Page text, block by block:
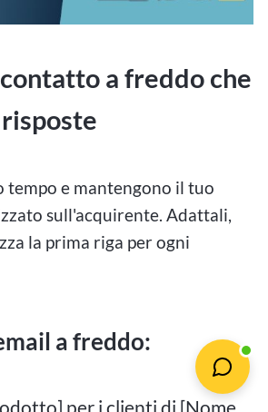
a freddo che
tempo e mantengono il tuo
sull'acquirente. Adattali,
la prima riga per ogni
a freddo:
per i clienti di [Nome